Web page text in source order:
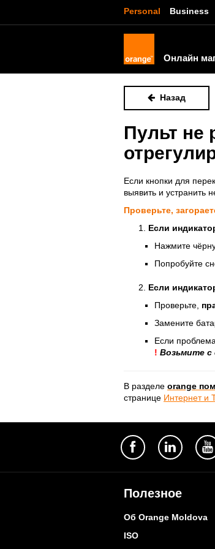
Personal Business
Онлайн
Назад
Пульт не
Если кнопки для
выявить и устранить
Проверьте,
Если
Нажмите
Попробуйте
Если
Проверьте,
Замените
Если
! Возьмите с
В разделе orange
странице Интернет и
Полезное
Об Orange Moldova
ISO